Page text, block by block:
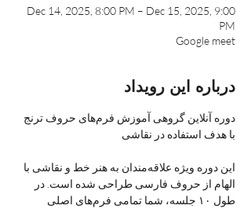
Dec 14, 2025, 8:00 PM – Dec 15, 2025, 9:00
PM
Google meet
درباره این رویداد
دوره آنلاین گروهی آموزش فرم‌های حروف ترنج
با هدف استفاده در نقاشی
این دوره ویژه علاقه‌مندان به هنر خط و نقاشی با
الهام از حروف فارسی طراحی شده است. در
طول ۱۰ جلسه، شما تمامی فرم‌های اصلی